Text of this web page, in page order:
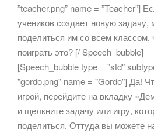
”teacher.png” name = ”Teacher”]
учеников создает новую задачу,
поделиться им со всем
поиграть это? [/ Speech_bubble]
[Speech_bubble type = "std"
"gordo.png" name = "Gordo"] Да!
игрой, перейдите на вкладку
и щелкните задачу или игру,
поделиться. Оттуда вы можете